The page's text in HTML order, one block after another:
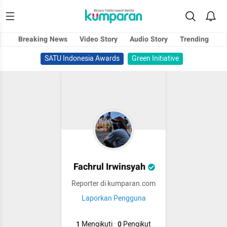
Breaking News Video Story Audio Story
Trending
SATU Indonesia Awards
Green Initiative
Fachrul Irwinsyah
Reporter di kumparan.com
Laporkan Pengguna
1 Mengikuti·0Pengikut